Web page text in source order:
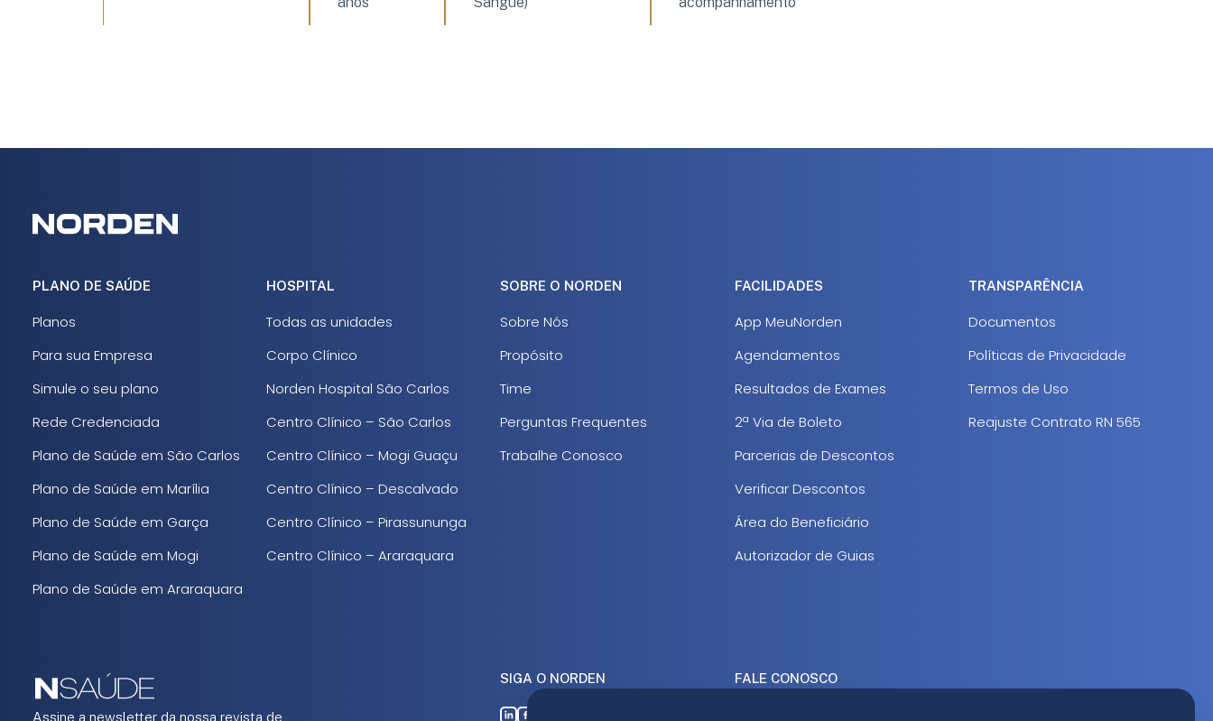
PLANO DE SAÚDE
Planos
Para sua Empresa
Simule o seu plano
Rede Credenciada
Plano de Saúde em São Carlos
Plano de Saúde em Marília
Plano de Saúde em Garça
Plano de Saúde em Mogi
Plano de Saúde em Araraquara
HOSPITAL
Todas as unidades
Corpo Clínico
Norden Hospital São Carlos
Centro Clínico – São Carlos
Centro Clínico – Mogi Guaçu
Centro Clínico – Descalvado
Centro Clínico – Pirassununga
Centro Clínico – Araraquara
SOBRE O NORDEN
Sobre Nós
Propósito
Time
Perguntas Frequentes
Trabalhe Conosco
FACILIDADES
App MeuNorden
Agendamentos
Resultados de Exames
2ª Via de Boleto
Parcerias de Descontos
Verificar Descontos
Área do Beneficiário
Autorizador de Guias
TRANSPARÊNCIA
Documentos
Políticas de Privacidade
Termos de Uso
Reajuste Contrato RN 565
Assine a newsletter da nossa revista de
SIGA O NORDEN FALE CONOSCO